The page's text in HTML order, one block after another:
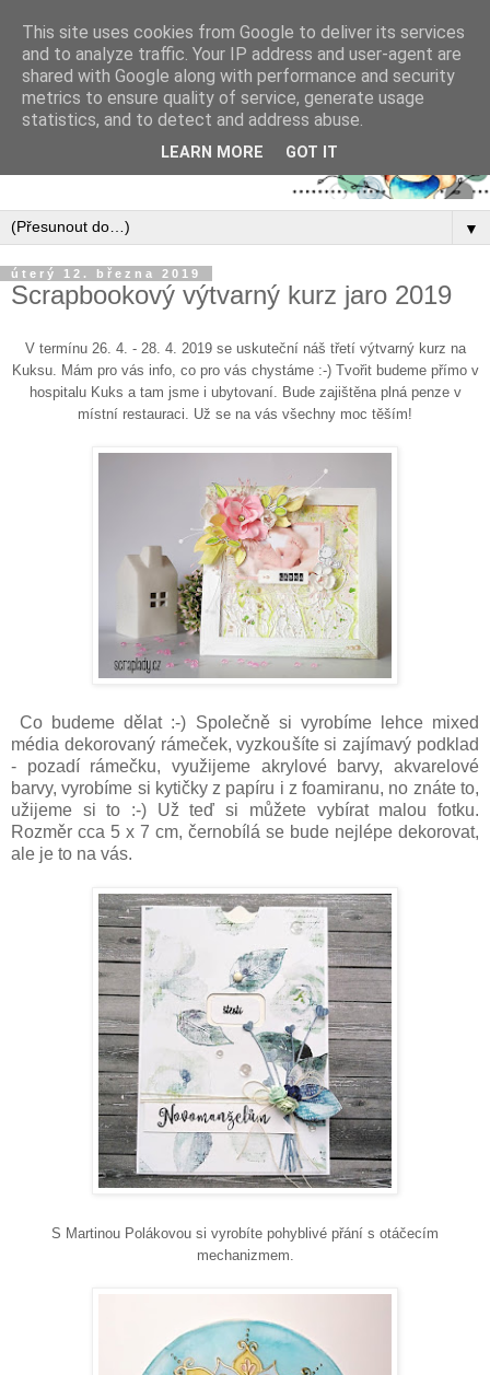
▼
úterý 12. března 2019
Scrapbookový výtvarný kurz jaro 2019
V termínu 26. 4. - 28. 4. 2019 se uskuteční náš třetí výtvarný kurz na
Kuksu. Mám pro vás info, co pro vás chystáme :-) Tvořit budeme přímo v
hospitalu Kuks a tam jsme i ubytovaní. Bude zajištěna plná penze v
místní restauraci. Už se na vás všechny moc těším!
Co budeme dělat :-) Společně si vyrobíme lehce mixed
média dekorovaný rámeček, vyzkoušíte si zajímavý podklad
- pozadí rámečku, využijeme akrylové barvy, akvarelové
barvy, vyrobíme si kytičky z papíru i z foamiranu, no znáte to,
užijeme si to :-) Už teď si můžete vybírat malou fotku.
Rozměr cca 5 x 7 cm, černobílá se bude nejlépe dekorovat,
ale je to na vás.
S Martinou Polákovou si vyrobíte pohyblivé přání s otáčecím
mechanizmem.
This site uses cookies from Google to deliver its services
and to analyze traffic. Your IP address and user-agent are
shared with Google along with performance and security
metrics to ensure quality of service, generate usage
statistics, and to detect and address abuse.
LEARN MORE GOT IT